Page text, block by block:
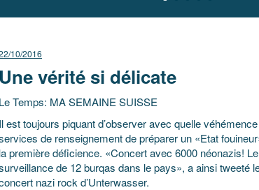
10/2016
Une vérité si délicate
Le Temps: MA SEMAINE SUISSE
Il est toujours piquant d’observer avec quelle
de renseignement de préparer un «Etat
la première déficience. «Concert avec 6000 néonazis!
de 12 burqas dans le pays», a ainsi tweeté
nazi rock d’Unterwasser.